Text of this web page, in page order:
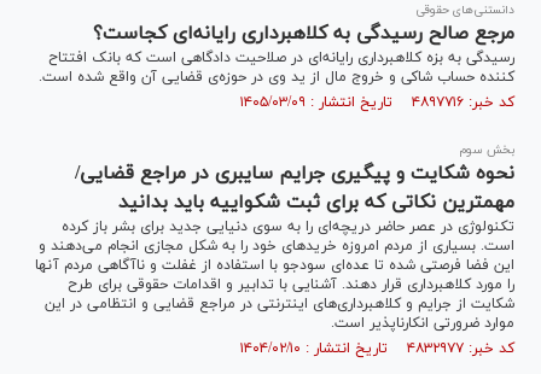
دانستنی‌های حقوقی
مرجع صالح رسیدگی به کلاهبرداری رایانه‌ای کجاست؟
رسیدگی به بزه کلاهبرداری رایانه‌ای در صلاحیت دادگاهی است که بانک افتتاح
کننده حساب شاکی و خروج مال از ید وی در حوزه‌ی قضایی آن واقع شده است.
کد خبر: ۴۸۹۷۷۱۶ تاریخ انتشار : ۱۴۰۵/۰۳/۰۹
بخش سوم
نحوه شکایت و پیگیری جرایم سایبری در مراجع قضایی/
مهمترین نکاتی که برای ثبت شکواییه باید بدانید
تکنولوژی در عصر حاضر دریچه‌ای را به سوی دنیایی جدید برای بشر باز کرده
است. بسیاری از مردم امروزه خرید‌های خود را به شکل مجازی انجام می‌دهند و
این فضا فرصتی شده تا عده‌ای سودجو با استفاده از غفلت و ناآگاهی مردم آنها
را مورد کلاهبرداری قرار دهند. آشنایی با تدابیر و اقدامات حقوقی برای طرح
شکایت از جرایم و کلاهبرداری‌های اینترنتی در مراجع قضایی و انتظامی در این
موارد ضرورتی انکارناپذیر است.
کد خبر: ۴۸۳۲۹۷۷ تاریخ انتشار : ۱۴۰۴/۰۲/۱۰